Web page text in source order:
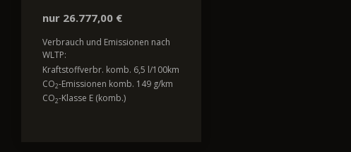
nur 26.777,00 €
Verbrauch und Emissionen nach
WLTP:
Kraftstoffverbr. komb. 6,5 l/100km
CO2-Emissionen komb. 149 g/km
CO2-Klasse E (komb.)